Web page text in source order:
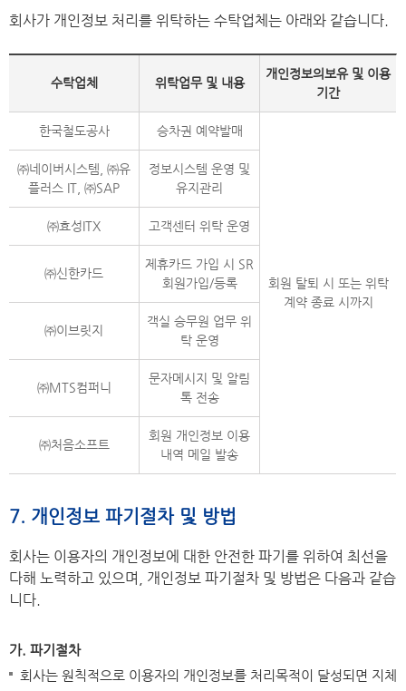
회사가 개인정보 처리를 위탁하는 수탁업체는 아래와 같습니다.
수탁업체 위탁업무 및 내용
개인정보의보유 및 이용
기간
한국철도공사 승차권 예약발매
회원 탈퇴 시 또는 위탁
계약 종료 시까지
㈜네이버시스템, ㈜유
플러스 IT, ㈜SAP
정보시스템 운영 및
유지관리
㈜효성ITX 고객센터 위탁 운영
㈜신한카드
제휴카드 가입 시 SR
회원가입/등록
㈜이브릿지
객실 승무원 업무 위
탁 운영
㈜MTS컴퍼니
문자메시지 및 알림
톡 전송
㈜처음소프트
회원 개인정보 이용
내역 메일 발송
7. 개인정보 파기절차 및 방법
회사는 이용자의 개인정보에 대한 안전한 파기를 위하여 최선을
다해 노력하고 있으며, 개인정보 파기절차 및 방법은 다음과 같습
니다.
가. 파기절차
회사는 원칙적으로 이용자의 개인정보를 처리목적이 달성되면 지체